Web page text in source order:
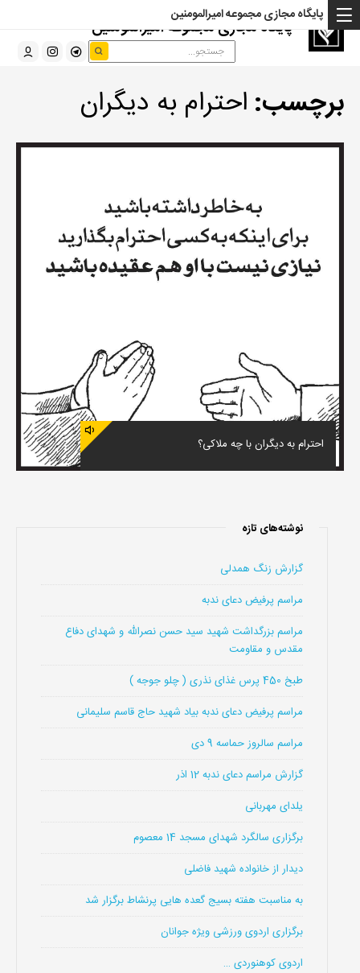
پایگاه مجازی مجموعه امیرالمومنین
پایگاه مجازی مجموعه امیرالمومنین
برچسب: احترام به دیگران
احترام به دیگران با چه ملاکی؟
نوشته‌های تازه
گزارش زنگ همدلی
مراسم پرفیض دعای ندبه
مراسم بزرگداشت شهید سید حسن نصرالله و شهدای دفاع
مقدس و مقاومت
طبخ 450 پرس غذای نذری ( چلو جوجه )
مراسم پرفیض دعای ندبه بیاد شهید حاج قاسم سلیمانی
مراسم سالروز حماسه 9 دی
گزارش مراسم دعای ندبه 12 اذر
یلدای مهربانی
برگزاری سالگرد شهدای مسجد 14 معصوم
دیدار از خانواده شهید فاضلی
به مناسبت هفته بسیج گعده هایی پرنشاط برگزار شد
برگزاری اردوی ورزشی ویژه جوانان
اردوی کوهنوردی …